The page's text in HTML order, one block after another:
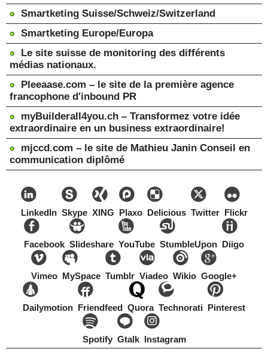
Smartketing Suisse/Schweiz/Switzerland
Smartketing Europe/Europa
Le site suisse de monitoring des différents
médias nationaux.
Pleeaase.com – le site de la première agence
francophone d'inbound PR
myBuilderall4you.ch – Transformez votre idée
extraordinaire en un business extraordinaire!
mjccd.com – le site de Mathieu Janin Conseil en
communication diplômé
LinkedIn Skype XING Plaxo Delicious Twitter Flickr
Facebook Slideshare YouTube StumbleUpon Diigo
Vimeo MySpace Tumblr Viadeo Wikio Google+
Dailymotion Friendfeed Quora Technorati Pinterest
Spotify Gtalk Instagram